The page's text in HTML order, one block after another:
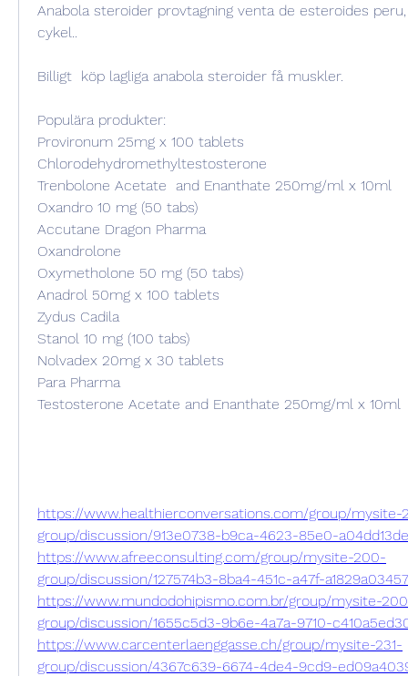
Anabola steroider provtagning venta de esteroides
cykel..
Billigt  köp lagliga anabola steroider få muskler.
Populära produkter:
Provironum 25mg x 100 tablets
Chlorodehydromethyltestosterone
Trenbolone Acetate  and Enanthate 250mg/ml x 10ml
Oxandro 10 mg (50 tabs)
Accutane Dragon Pharma
Oxandrolone
Oxymetholone 50 mg (50 tabs)
Anadrol 50mg x 100 tablets
Zydus Cadila
Stanol 10 mg (100 tabs)
Nolvadex 20mg x 30 tablets
Para Pharma
Testosterone Acetate and Enanthate 250mg/ml x 10ml
https://www.healthierconversations.com/group/mysite-
group/discussion/913e0738-b9ca-4623-85e0-
https://www.afreeconsulting.com/group/mysite-200-
group/discussion/127574b3-8ba4-451c-a47f-
https://www.mundodohipismo.com.br/group/mysite-
group/discussion/1655c5d3-9b6e-4a7a-9710-
https://www.carcenterlaenggasse.ch/group/mysite-231-
group/discussion/4367c639-6674-4de4-9cd9-